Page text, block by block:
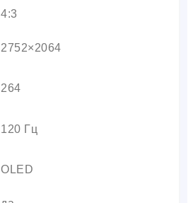
4:3
2752×2064
264
120 Гц
OLED